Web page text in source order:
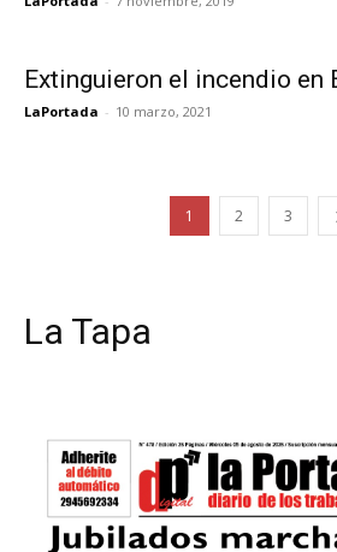
Extinguieron el incendio en
LaPortada - 10 marzo, 2021
1 2 3
La Tapa